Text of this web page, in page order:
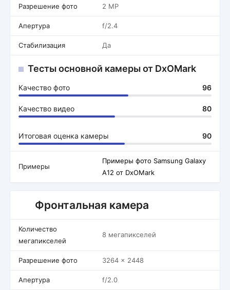
Разрешение фото 2 MP
Апертура f/2.4
Стабилизация Да
Тесты основной камеры от DxOMark
Качество фото 96
Качество видео 80
Итоговая оценка камеры 90
Примеры
Примеры фото Samsung Galaxy
A12 от DxOMark
Фронтальная камера
Количество
мегапикселей
8 мегапикселей
Разрешение фото 3264 x 2448
Апертура f/2.0